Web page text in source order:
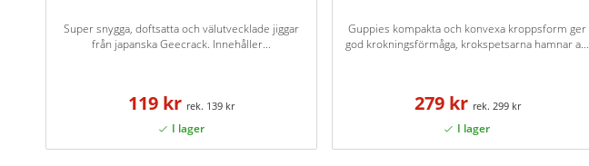
Super snygga, doftsatta och välutvecklade jiggar
från japanska Geecrack. Innehåller...
119 kr 139 kr
Guppies kompakta och konvexa kroppsform ger
god krokningsförmåga, krokspetsarna hamnar a...
279 kr 299 kr